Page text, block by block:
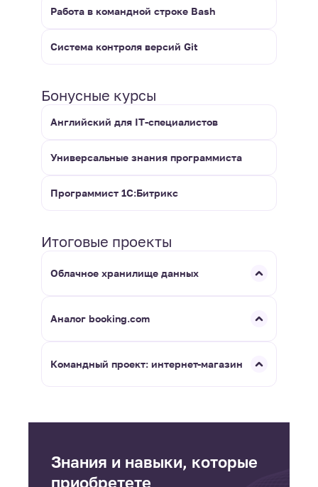
Работа в командной строке Bash
Система контроля версий Git
Бонусные курсы
Английский для IT-специалистов
Универсальные знания программиста
Программист 1С:Битрикс
Итоговые проекты
Облачное хранилище данных
Аналог booking.com
Командный проект: интернет-магазин
Знания и навыки, которые
приобретете